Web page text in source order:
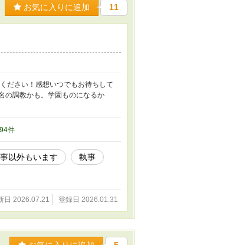
お気に入りに追加 11
ださい！感想いつでもお待ちして
の調教かも。学園ものになるか
件
以外もいます
執事
日 2026.07.21 登録日 2026.01.31